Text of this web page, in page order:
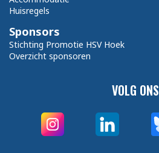
VOLG ONS
Huisregels
Sponsors
Stichting Promotie HSV Hoek
Overzicht sponsoren